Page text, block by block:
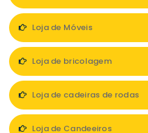
Loja de Móveis
Loja de bricolagem
Loja de cadeiras de rodas
Loja de Candeeiros